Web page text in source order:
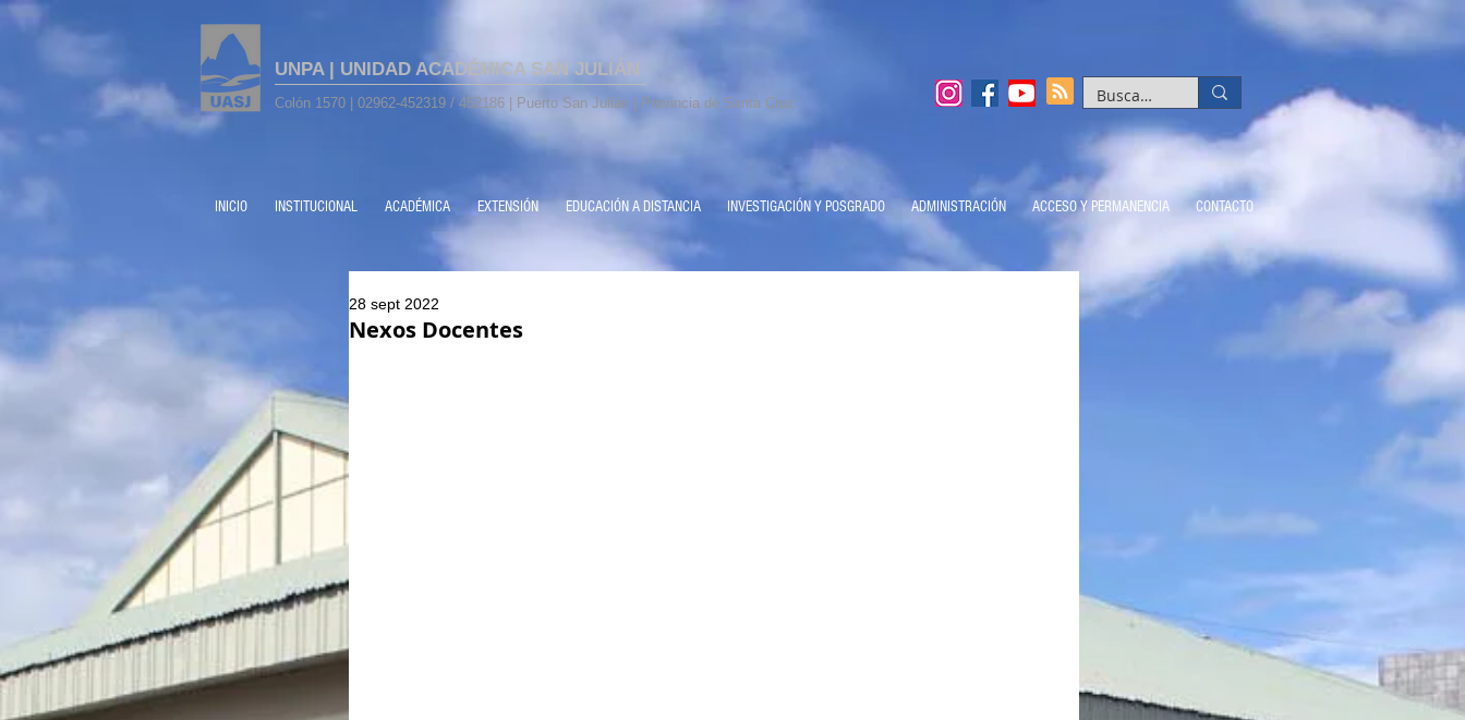
UNPA | UNIDAD ACADÉMICA SAN JULIÁN
Colón 1570 | 02962-452319 / 452186 | Puerto San Julián | Provincia de Santa Cruz
INICIO INSTITUCIONAL ACADÉMICA EXTENSIÓN EDUCACIÓN A DISTANCIA INVESTIGACIÓN Y POSGRADO ADMINISTRACIÓN ACCESO Y PERMANENCIA CONTACTO
Nexos Docentes
28 sept 2022